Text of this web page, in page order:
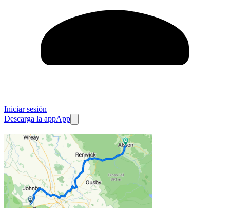
Iniciar sesión
Descarga la appApp